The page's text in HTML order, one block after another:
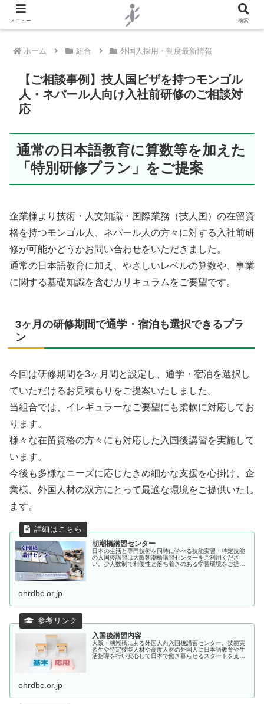
ホーム 組合 外国人採用・制度最新情報
【ご相談事例】技人国ビザを持つモンゴル
人・ネパール人向け入社前研修のご相談対
応
通常の日本語教育に算数等を加えた
「特別研修プラン」をご提案
企業様より技術・人文知識・国際業務（技人国）の在留資
格を持つモンゴル人、ネパール人の方々に対する入社前研
修が可能かどうかお問い合わせをいただきました。
通常の日本語教育に加え、やさしいレベルの算数や、事業
に関する基礎知識を含むカリキュラムをご要望です。
3ヶ月の研修期間で通学・宿泊も選択できるプラ
ン
今回は研修期間を3ヶ月間と設定し、通学・宿泊を選択し
ていただけるお見積もりをご提案いたしました。
当組合では、イレギュラーなご要望にも柔軟に対応してお
ります。
様々な在留資格の方々にも対応した入国後講習を実施して
います。
今後も多様なニーズに応じたきめ細かな支援を心掛け、企
業様、外国人材の双方にとって最適な環境をご提供いたし
ます。
朝潮橋講習センター
日本の生活と専門技術を同時に学べる技能実習・特定技能
の入国後講習は大阪朝潮橋講習センターをご利用くださ
い。少人数制で利便性と落ち着きのある学習環境をご提供
ohrdbc.or.jp
入国後講習内容
大阪・朝潮橋にある外国人向入国後講習センター。技能実
習生や特定技能人材や高度人材の外国人に日本語教育や生
活指導を行い安心して日本で働き暮らせるスタートを支援
ohrdbc.or.jp
メニュー 検索